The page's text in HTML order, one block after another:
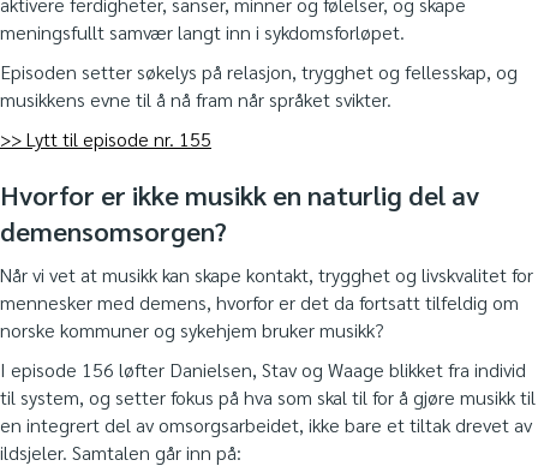
meningsfullt samvær langt inn i sykdomsforløpet.
Episoden setter søkelys på relasjon, trygghet og fellesskap, og
musikkens evne til å nå fram når språket svikter.
>> Lytt til episode nr. 155
Hvorfor er ikke musikk en naturlig del av
demensomsorgen?
Når vi vet at musikk kan skape kontakt, trygghet og livskvalitet for
mennesker med demens, hvorfor er det da fortsatt tilfeldig om
norske kommuner og sykehjem bruker musikk?
I episode 156 løfter Danielsen, Stav og Waage blikket fra individ
til system, og setter fokus på hva som skal til for å gjøre musikk til
en integrert del av omsorgsarbeidet, ikke bare et tiltak drevet av
ildsjeler. Samtalen går inn på: